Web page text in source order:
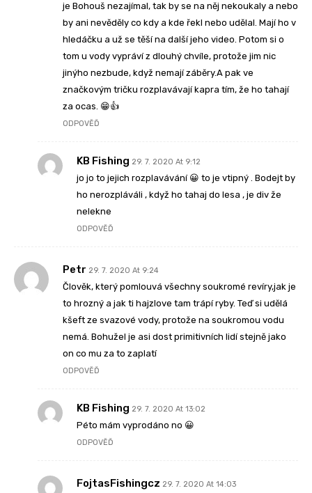
je Bohouš nezajímal, tak by se na něj nekoukaly a nebo
by ani nevěděly co kdy a kde řekl nebo udělal. Mají ho v
hledáčku a už se těší na další jeho video. Potom si o
tom u vody vypráví z dlouhý chvíle, protože jim nic
jinýho nezbude, když nemají záběry.A pak ve
značkovým tričku rozplavávají kapra tím, že ho tahají
za ocas. 😁👍
ODPOVĚĎ
KB Fishing 29. 7. 2020 At 9:12
jo jo to jejich rozplavávání 😀 to je vtipný . Bodejt by
ho nerozpláváli , když ho tahaj do lesa , je div že
nelekne
ODPOVĚĎ
Petr 29. 7. 2020 At 9:24
Člověk, který pomlouvá všechny soukromé revíry,jak je
to hrozný a jak ti hajzlove tam trápí ryby. Teď si udělá
kšeft ze svazové vody, protože na soukromou vodu
nemá. Bohužel je asi dost primitivních lidí stejně jako
on co mu za to zaplatí
ODPOVĚĎ
KB Fishing 29. 7. 2020 At 13:02
Péto mám vyprodáno no 😀
ODPOVĚĎ
FojtasFishingcz 29. 7. 2020 At 14:03